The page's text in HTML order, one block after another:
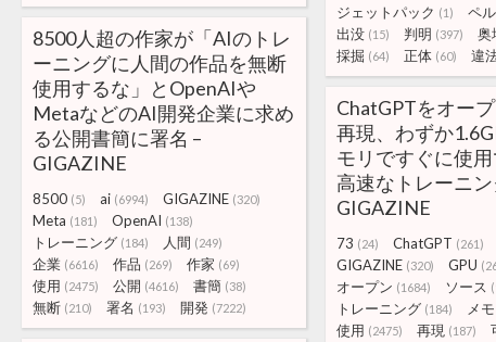
ジェットパック (1) ペ
出没 (15) 判明 (397) 奥
採掘 (64) 正体 (60) 違
8500人超の作家が「AIのトレ
ーニングに人間の作品を無断
使用するな」とOpenAIや
MetaなどのAI開発企業に求め
る公開書簡に署名 –
GIGAZINE
8500 (5) ai (6994) GIGAZINE (320)
Meta (181) OpenAI (138)
トレーニング (184) 人間 (249)
企業 (6616) 作品 (269) 作家 (69)
使用 (2475) 公開 (4616) 書簡 (38)
無断 (210) 署名 (193) 開発 (7222)
ChatGPTをオー
再現、わずか
モリですぐに使
高速なトレーニ
GIGAZINE
73 (24) ChatGPT (261)
GIGAZINE (320) GPU
オープン (1684) ソース
トレーニング (184) メ
使用 (2475) 再現 (187)